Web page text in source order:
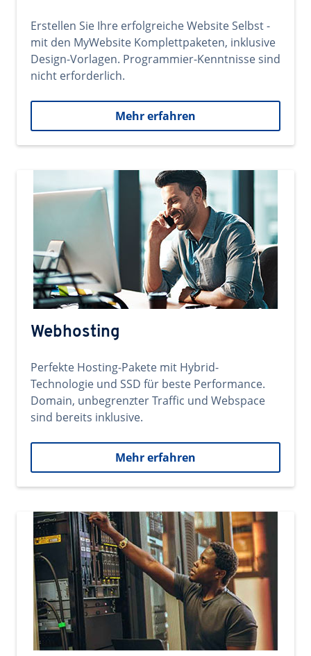
Erstellen Sie Ihre erfolgreiche Website Selbst -
mit den MyWebsite Komplettpaketen, inklusive
Design-Vorlagen. Programmier-Kenntnisse sind
nicht erforderlich.
Mehr erfahren
Webhosting
Perfekte Hosting-Pakete mit Hybrid-
Technologie und SSD für beste Performance.
Domain, unbegrenzter Traffic und Webspace
sind bereits inklusive.
Mehr erfahren